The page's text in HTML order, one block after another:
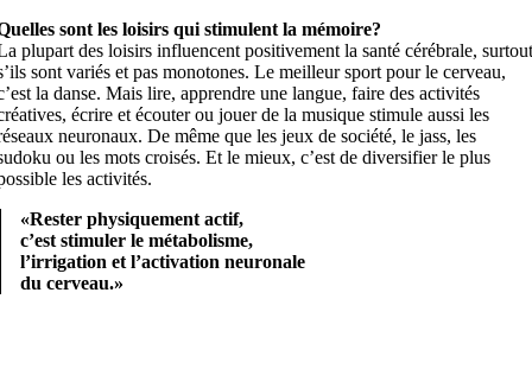
sont les loisirs qui stimulent la mémoire?
plupart des loisirs influencent positivement la santé cérébrale,
sont variés et pas monotones. Le meilleur sport pour le cerveau,
la danse. Mais lire, apprendre une langue, faire des activités
écrire et écouter ou jouer de la musique stimule aussi les
neuronaux. De même que les jeux de société, le jass, les
ou les mots croisés. Et le mieux, c’est de diversifier le plus
les activités.
«Rester physiquement actif,
c’est stimuler le métabolisme,
l’irrigation et l’activation neuronale
du cerveau.»